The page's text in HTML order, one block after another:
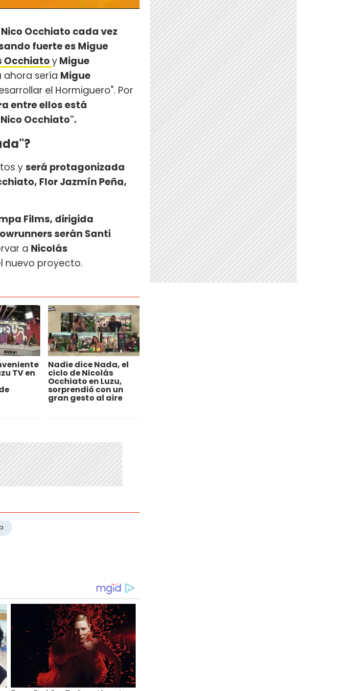
Occhiato cada vez
fuerte es Migue
OcchiatoyMigue
ahora sería Migue
el Hormiguero". Por
entre ellos está
Occhiato".
yserá protagonizada
Flor Jazmín Peña,
Films, dirigida
serán Santi
a Nicolás
nuevo proyecto.
TV en
Nadie dice Nada, el
ciclo de Nicolás
Occhiato en Luzu,
sorprendió con un
gran gesto al aire